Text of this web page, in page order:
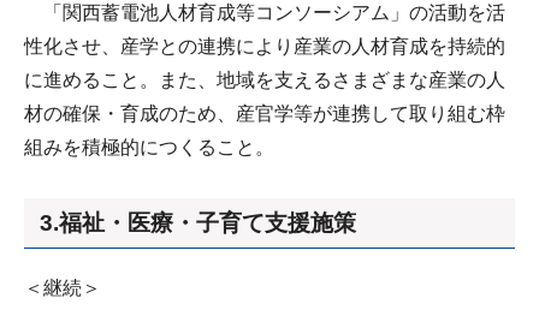
「関西蓄電池人材育成等コンソーシアム」の活動を活
性化させ、産学との連携により産業の人材育成を持続的
に進めること。また、地域を支えるさまざまな産業の人
材の確保・育成のため、産官学等が連携して取り組む枠
組みを積極的につくること。
3.福祉・医療・子育て支援施策
＜継続＞